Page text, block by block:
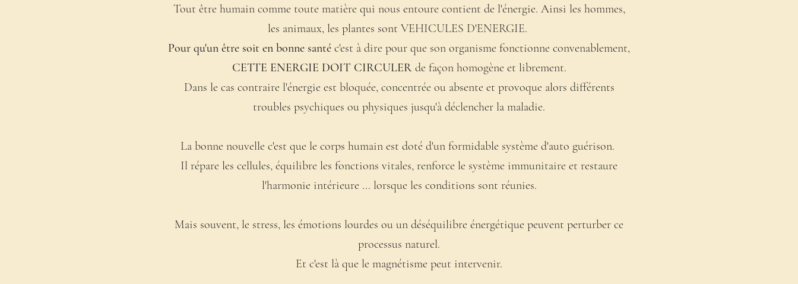
Tout être humain comme toute matière qui nous entoure contient de l'énergie. Ainsi les hommes,
les animaux, les plantes sont VEHICULES D'ENERGIE.
Pour qu'un être soit en bonne santé c'est à dire pour que son organisme fonctionne convenablement,
CETTE ENERGIE DOIT CIRCULERde façon homogène et librement.
Dans le cas contraire l'énergie est bloquée, concentrée ou absente et provoque alors différents
troubles psychiques ou physiques jusqu'à déclencher la maladie.
La bonne nouvelle c'est que le corps humain est doté d'un formidable système d'auto guérison.
Il répare les cellules, équilibre les fonctions vitales, renforce le système immunitaire et restaure
l'harmonie intérieure ... lorsque les conditions sont réunies.
Mais souvent, le stress, les émotions lourdes ou un déséquilibre énergétique peuvent perturber ce
processus naturel.
Et c'est là que le magnétisme peut intervenir.